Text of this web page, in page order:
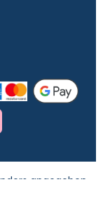
angegeben.